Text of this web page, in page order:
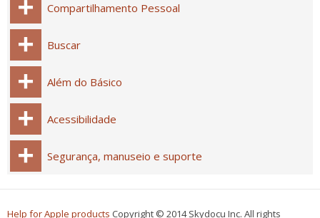
Compartilhamento Pessoal
Buscar
Além do Básico
Acessibilidade
Segurança, manuseio e suporte
Help for Apple products Copyright © 2014 Skydocu Inc. All rights